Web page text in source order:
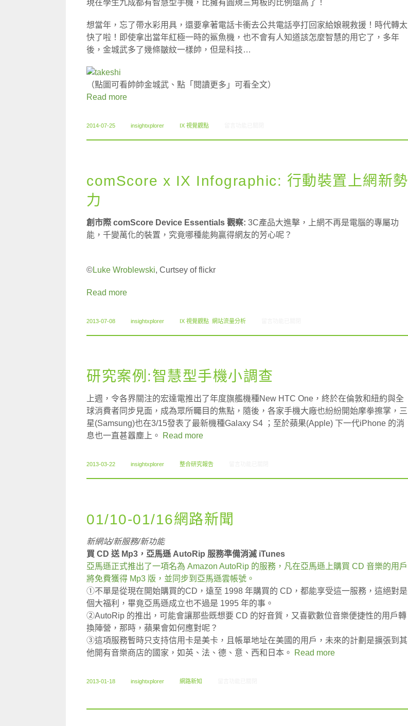
現在學生九成都有智慧型手機，比擁有圓規三角板的比例還高了！
想當年，忘了帶水彩用具，還要拿著電話卡衝去公共電話亭打回家給娘親救援！時代轉太
快了啦！即使拿出當年紅極一時的鯊魚機，也不會有人知道該怎麼智慧的用它了，多年
後，金城武多了幾條皺紋一樣帥，但是科技…
（點圖可看帥帥金城武、點「閱讀更多」可看全文）
Read more
2014-07-25 insightxplorer IX 視覺觀點
comScore x IX Infographic: 行動裝置上網新勢
力
創市際 comScore Device Essentials 觀察: 3C產品大進擊，上網不再是電腦的專屬功
能，千變萬化的裝置，究竟哪種能夠贏得網友的芳心呢？
©Luke Wroblewski, Curtsey of flickr
Read more
2013-07-08 insightxplorer IX 視覺觀點 網站流量分析
研究案例:智慧型手機小調查
上週，令各界關注的宏達電推出了年度旗艦機種New HTC One，終於在倫敦和紐約與全
球消費者同步見面，成為眾所矚目的焦點，隨後，各家手機大廠也紛紛開始摩拳擦掌，三
星(Samsung)也在3/15發表了最新機種Galaxy S4 ；至於蘋果(Apple) 下一代iPhone 的消
息也一直甚囂塵上。
Read more
2013-03-22 insightxplorer 整合研究報告
01/10-01/16網路新聞
新網站/新服務/新功能
買 CD 送 Mp3，亞馬遜 AutoRip 服務準備消滅 iTunes
亞馬遜正式推出了一項名為 Amazon AutoRip 的服務，凡在亞馬遜上購買 CD 音樂的用戶
將免費獲得 Mp3 版，並同步到亞馬遜雲帳號。
①不單是從現在開始購買的CD，遠至 1998 年購買的 CD，都能享受這一服務，這絕對是
個大福利，畢竟亞馬遜成立也不過是 1995 年的事。
②AutoRip 的推出，可能會讓那些既想要 CD 的好音質，又喜歡數位音樂便捷性的用戶轉
換陣營，那時，蘋果會如何應對呢？
③這項服務暫時只支持信用卡是美卡，且帳單地址在美國的用戶，未來的計劃是擴張到其
他開有音樂商店的國家，如英、法、德、意、西和日本。
Read more
2013-01-18 insightxplorer 網路新知